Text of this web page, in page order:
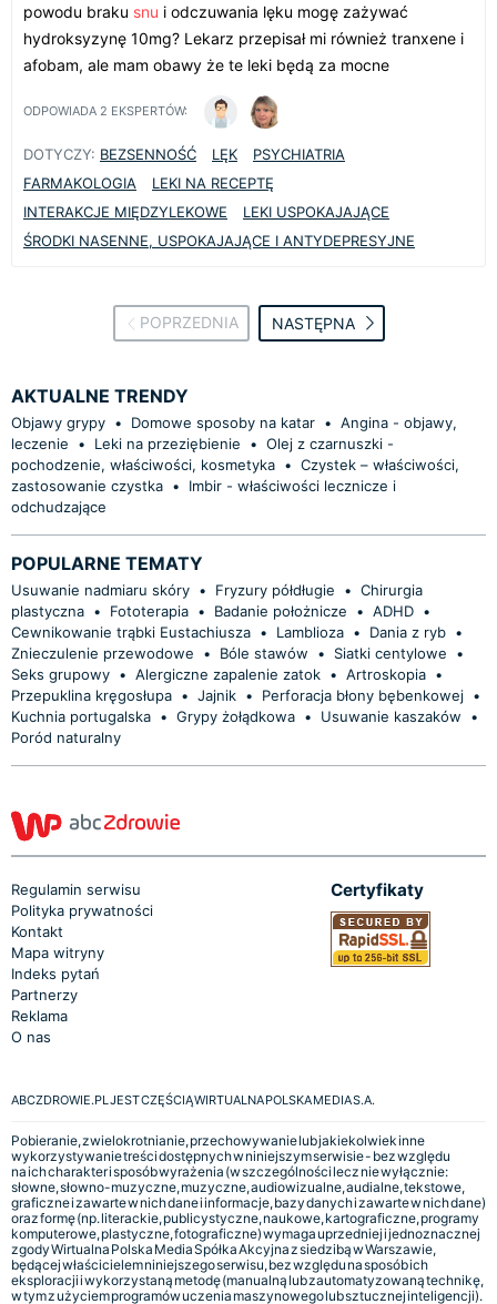
powodu braku snu i odczuwania lęku mogę zażywać
hydroksyzynę 10mg? Lekarz przepisał mi również tranxene i
afobam, ale mam obawy że te leki będą za mocne
ODPOWIADA 2 EKSPERTÓW:
DOTYCZY: BEZSENNOŚĆ LĘK
PSYCHIATRIA
FARMAKOLOGIA
LEKI NA RECEPTĘ
INTERAKCJE MIĘDZYLEKOWE
LEKI USPOKAJAJĄCE
ŚRODKI NASENNE, USPOKAJAJĄCE I ANTYDEPRESYJNE
POPRZEDNIA NASTĘPNA
AKTUALNE TRENDY
Objawy grypy • Domowe sposoby na katar • Angina - objawy,
leczenie
• Leki na przeziębienie • Olej z czarnuszki -
pochodzenie, właściwości, kosmetyka • Czystek – właściwości,
zastosowanie czystka •
Imbir - właściwości lecznicze i
odchudzające
POPULARNE TEMATY
Usuwanie nadmiaru skóry • Fryzury półdługie • Chirurgia
plastyczna • Fototerapia • Badanie położnicze • ADHD •
Cewnikowanie trąbki Eustachiusza • Lamblioza • Dania z ryb •
Znieczulenie przewodowe
• Bóle stawów • Siatki centylowe
•
Seks grupowy • Alergiczne zapalenie zatok • Artroskopia •
Przepuklina kręgosłupa • Jajnik • Perforacja błony bębenkowej •
Kuchnia portugalska • Grypy żołądkowa • Usuwanie kaszaków
•
Poród naturalny
Regulamin serwisu
Polityka prywatności
Kontakt
Mapa witryny
Indeks pytań
Partnerzy
Reklama
O nas
Certyfikaty
ABCZDROWIE.PL JEST CZĘŚCIĄ WIRTUALNA POLSKA MEDIA S.A.
Pobieranie, zwielokrotnianie, przechowywanie lub jakiekolwiek inne
wykorzystywanie treści dostępnych w niniejszym serwisie - bez względu
na ich charakter i sposób wyrażenia (w szczególności lecz nie wyłącznie:
słowne, słowno-muzyczne, muzyczne, audiowizualne, audialne, tekstowe,
graficzne i zawarte w nich dane i informacje, bazy danych i zawarte w nich dane)
oraz formę (np. literackie, publicystyczne, naukowe, kartograficzne, programy
komputerowe, plastyczne, fotograficzne) wymaga uprzedniej i jednoznacznej
zgody Wirtualna Polska Media Spółka Akcyjna z siedzibą w Warszawie,
będącej właścicielem niniejszego serwisu, bez względu na sposób ich
eksploracji i wykorzystaną metodę (manualną lub zautomatyzowaną technikę,
w tym z użyciem programów uczenia maszynowego lub sztucznej inteligencji).